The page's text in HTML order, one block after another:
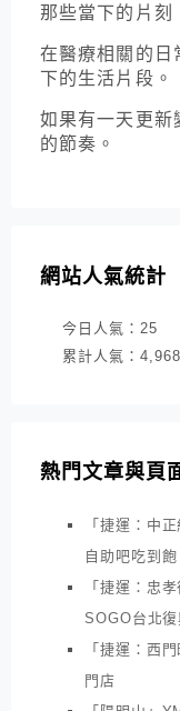
那些當下的片刻
在醫療相關的日
下的生活片段。
如果有一天更新
的節奏。
網站人氣統計
今日人氣： 25
累計人氣：
熱門文章與頁
「捷運：中
自助吧吃到飽
「捷運：忠
SOGO台北復
「捷運：西
門店